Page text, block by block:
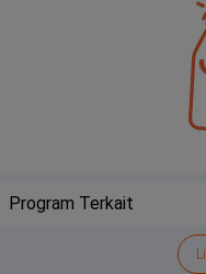
piutang yang dapat dicairkan
Zakat adalah harta yang
syarat syarat yang telah
orang orang yang telah
berhak menerima zakat
untuk mereka yuang
yang diwajibkan Allah, dan
suarta At-Taubah ayat: 60
Program Terkait